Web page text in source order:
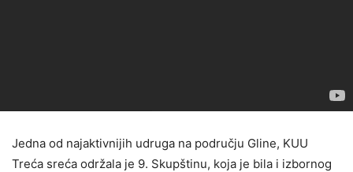
Jedna od najaktivnijih udruga na području Gline, KUU
Treća sreća održala je 9. Skupštinu, koja je bila i izbornog